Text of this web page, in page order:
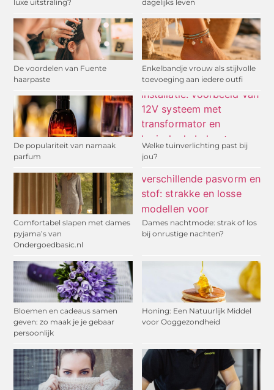
luxe uitstraling? dagelijks leven
De voordelen van Fuente
haarpaste
Enkelbandje vrouw als stijlvolle
toevoeging aan iedere outfi
De populariteit van namaak
parfum
Welke tuinverlichting past bij
jou?
Comfortabel slapen met dames
pyjama’s van
Ondergoedbasic.nl
Dames nachtmode: strak of los
bij onrustige nachten?
Bloemen en cadeaus samen
geven: zo maak je je gebaar
persoonlijk
Honing: Een Natuurlijk Middel
voor Ooggezondheid